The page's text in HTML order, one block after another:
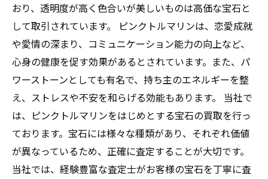
おり、透明度が高く色合いが美しいものは高価な宝石と
して取引されています。 ピンクトルマリンは、恋愛成就
や愛情の深まり、コミュニケーション能力の向上など、
心身の健康を促す効果があるとされています。また、パ
ワーストーンとしても有名で、持ち主のエネルギーを整
え、ストレスや不安を和らげる効能もあります。 当社で
は、ピンクトルマリンをはじめとする宝石の買取を行っ
ております。宝石には様々な種類があり、それぞれ価値
が異なっているため、正確に査定することが大切です。
当社では、経験豊富な査定士がお客様の宝石を丁寧に査